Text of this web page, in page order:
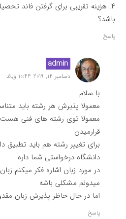
۴. هزینه تقریبی برای گرفتن فاند
باشد؟
پاسخ
admin
دسامبر 14, 2019 10:44 ق.ظ
با سلام
معمولا پذیرش هر رشته باید
معمولا توی رشته های فنی هست
قرارمیدن
برای تغییر رشته هم باید تطبیق
دانشگاه درخواستی شما داره
در مورد زبان اشاره فکر میکنم
میدونم مشکلی باشه
اما در حال حاظر پذیرش زبان
پاسخ